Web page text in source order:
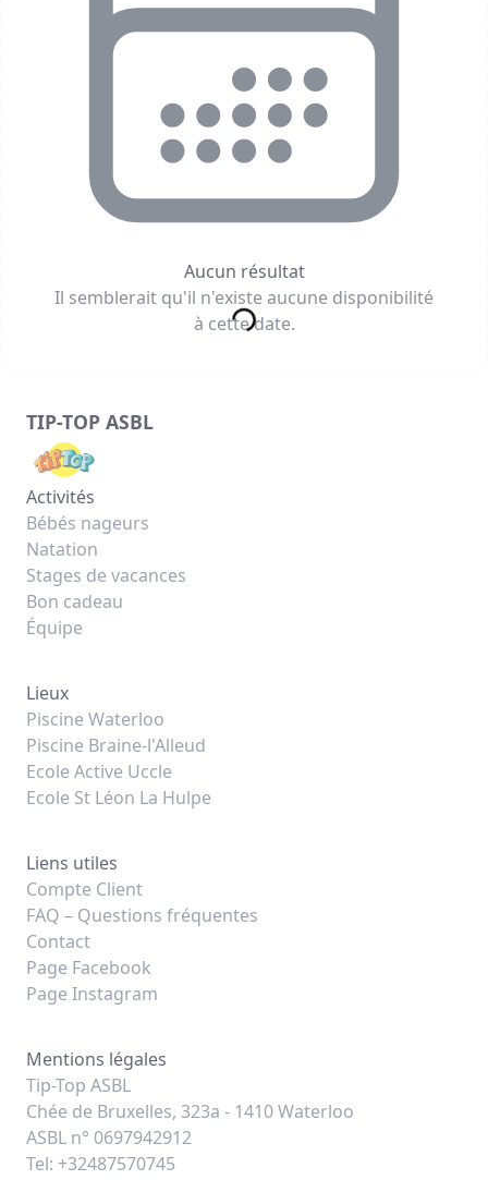
Aucun résultat
Il semblerait qu'il n'existe aucune disponibilité
à cette date.
TIP-TOP ASBL
Activités
Bébés nageurs
Natation
Stages de vacances
Bon cadeau
Équipe
Lieux
Piscine Waterloo
Piscine Braine-l'Alleud
Ecole Active Uccle
Ecole St Léon La Hulpe
Liens utiles
Compte Client
FAQ – Questions fréquentes
Contact
Page Facebook
Page Instagram
Mentions légales
Tip-Top ASBL
Chée de Bruxelles, 323a - 1410 Waterloo
ASBL n° 0697942912
Tel: +32487570745